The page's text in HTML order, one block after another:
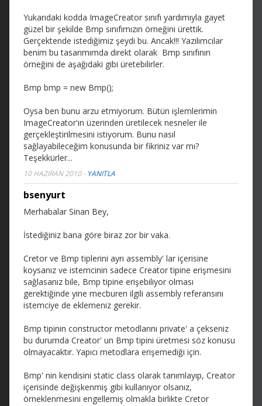
Yukarıdaki kodda ImageCreator sınıfı yardımıyla gayet
güzel bir şekilde Bmp sınıfımızın örneğini ürettik.
Gerçektende istediğimiz şeydi bu. Ancak!!! Yazılımcılar
benim bu tasarımımda direkt olarak Bmp sınıfının
örneğini de aşağıdaki gibi üretebilirler.
Bmp bmp = new Bmp();
Oysa ben bunu arzu etmiyorum. Bütün işlemlerimin
ImageCreator'ın üzerinden üretilecek nesneler ile
gerçekleştirilmesini istiyorum. Bunu nasıl
sağlayabileceğim konusunda bir fikriniz var mı?
Teşekkürler...
10 HAZIRAN 2010- YANITLA
bsenyurt
Merhabalar Sinan Bey,
İstediğiniz bana göre biraz zor bir vaka.
Cretor ve Bmp tiplerini ayrı assembly' lar içerisine
koysanız ve istemcinin sadece Creator tipine erişmesini
sağlasanız bile, Bmp tipine erişebiliyor olması
gerektiğinde yine mecburen ilgili assembly referansını
istemciye de eklemeniz gerekir.
Bmp tipinin constructor metodlarını private' a çekseniz
bu durumda Creator' un Bmp tipini üretmesi söz konusu
olmayacaktır. Yapıcı metodlara erişemediği için.
Bmp' nin kendisini static class olarak tanımlayıp, Creator
içerisinde değişkenmiş gibi kullanıyor olsanız,
örneklenmesini engellemiş olmakla birlikte Cretor